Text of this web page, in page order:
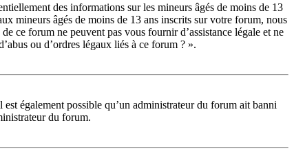
des informations sur les mineurs âgés de moins de 13
mineurs âgés de moins de 13 ans inscrits sur votre forum, nous
ce forum ne peuvent pas vous fournir d’assistance légale et ne
ou d’ordres légaux liés à ce forum ? ».
également possible qu’un administrateur du forum ait banni
du forum.